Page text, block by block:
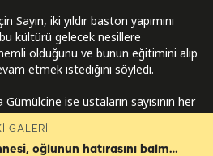
Sayın, iki yıldır baston yapımını
bu kültürü gelecek nesillere
olduğunu ve bunun eğitimini alıp
etmek istediğini söyledi.
ise ustaların sayısının her
ve bu değerli geleneğin
sözlerine ekledi.
GALERİ
Şehit annesi, oğlunun hatırasını balmumu heykeli ve eşyalarıyla yaşatıyor